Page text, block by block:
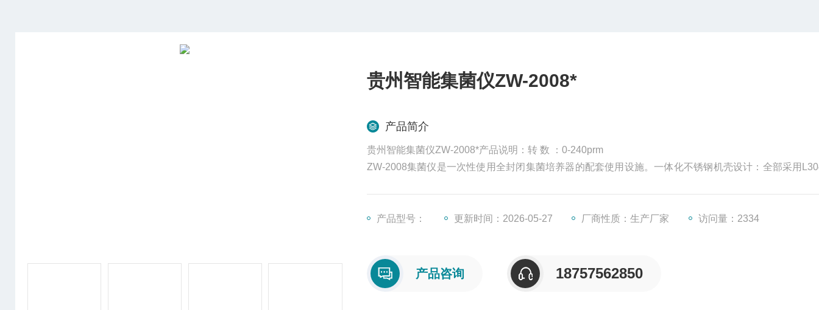
贵州智能集菌仪ZW-2008*
产品简介
贵州智能集菌仪ZW-2008*产品说明：转 数 ：0-240prm
ZW-2008集菌仪是一次性使用全封闭集菌培养器的配套使用设施。一体化不锈钢机壳设计：全部采用
产品型号：
更新时间：2026-05-27 厂商性质：生产厂家 访问量：2334
产品咨询 18757562850